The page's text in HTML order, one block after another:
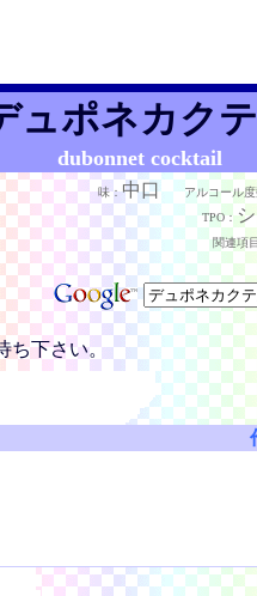
ュポネカク
dubonnet cocktail
味：中口アルコール
TPO：
関連項
ち下さい。